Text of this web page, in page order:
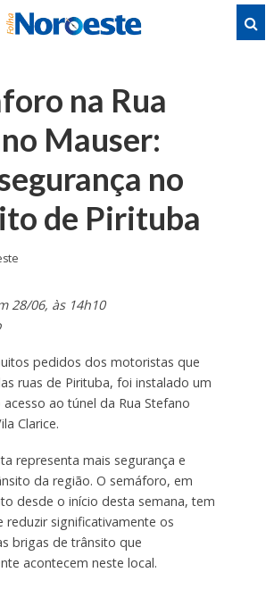
na Rua
Mauser:
no
de Pirituba
28/06, às 14h10
pedidos dos motoristas que
ruas de Pirituba, foi instalado um
ao túnel da Rua Stefano
Clarice.
representa mais segurança e
da região. O semáforo, em
desde o início desta semana, tem
reduzir significativamente os
brigas de trânsito que
acontecem neste local.